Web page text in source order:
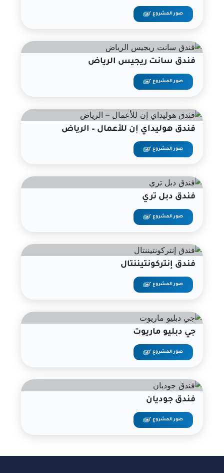
صور المشروع "
فندق سانت ريجيس الرياض
صور المشروع "
فندق هوليداي إن للأعمال – الرياض
صور المشروع "
فندق دبل تري
صور المشروع "
فندق إنتركونتيننتال
صور المشروع "
جي دبليو ماريوت
صور المشروع "
فندق جوديان
صور المشروع "